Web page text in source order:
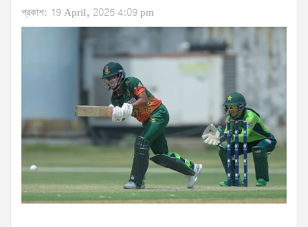
প্রকাশ: 19 April, 2025 4:09 pm